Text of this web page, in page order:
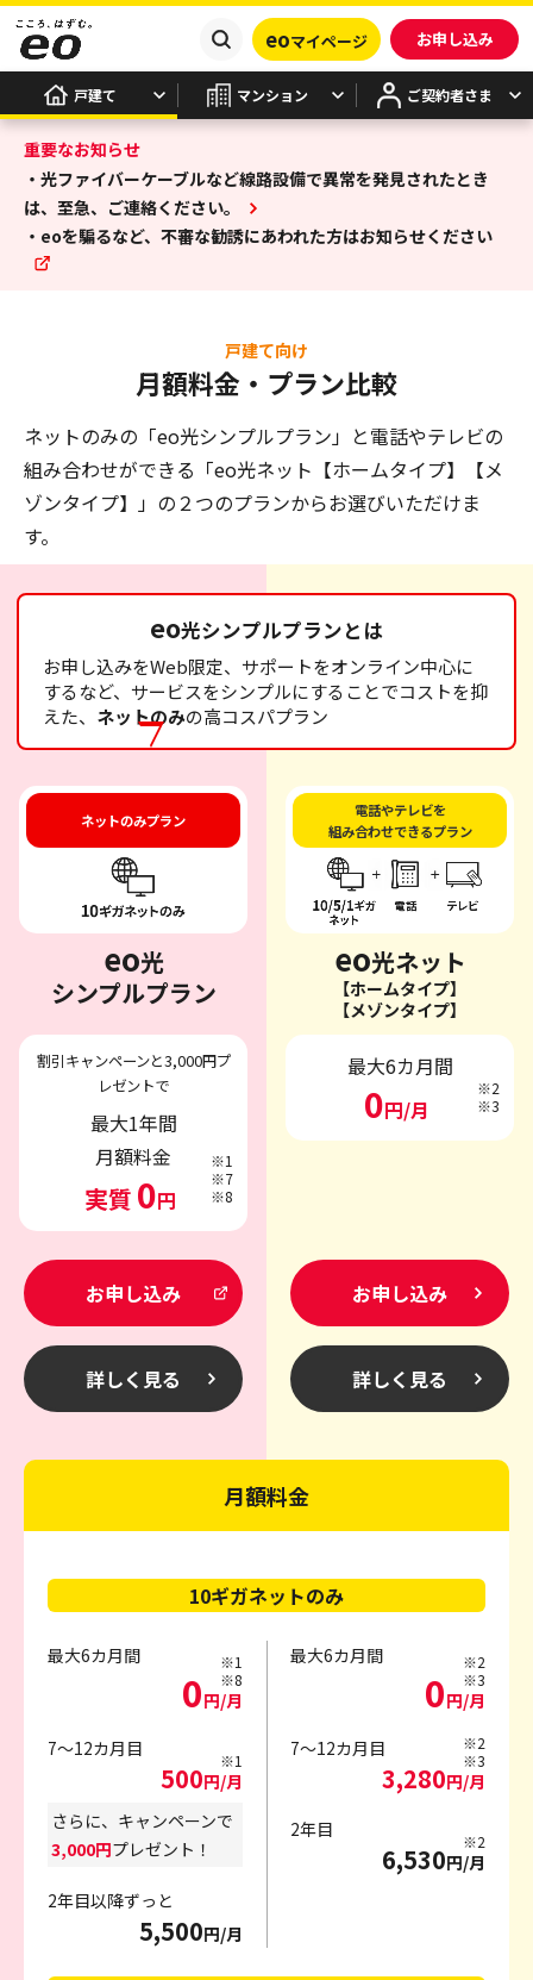
eoマイページ お申し込み
戸建て マンション ご契約者さま
重要なお知らせ
・光ファイバーケーブルなど線路設備で異常を発見されたとき
は、至急、ご連絡ください。
・eoを騙るなど、不審な勧誘にあわれた方はお知らせください
戸建て向け
月額料金・プラン比較
ネットのみの「eo光シンプルプラン」と電話やテレビの
組み合わせができる 「eo光ネット【ホームタイプ】【メ
ゾンタイプ】」の２つのプランからお選びいただけま
す。
eo光シンプルプランとは
お申し込みをWeb限定、サポートをオンライン中心に
するなど、サービスをシンプルにすることでコストを抑
えた、 ネットのみの高コスパプラン
ネットのみプラン
電話やテレビを
組み合わせできるプラン
eo光
シンプルプラン
eo光ネット
【ホームタイプ】
【メゾンタイプ】
割引キャンペーンと3,000円プ
レゼントで
最大1年間
月額料金
実質 0円
※1
※7
※8
最大6カ月間
0円/月
※2
※3
お申し込み
詳しく見る
お申し込み
詳しく見る
月額料金
10ギガネットのみ
最大6カ月間
0円/月
※1
※8
7～12カ月目
500円/月
※1
さらに、キャンペーンで
3,000円プレゼント！
2年目以降ずっと
5,500円/月
最大6カ月間
0円/月
※2
※3
7～12カ月目
3,280円/月
※2
※3
2年目
6,530円/月
※2